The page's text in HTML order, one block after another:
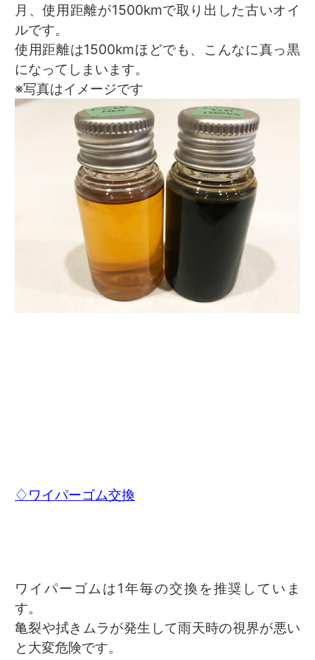
月、使用距離が1500kmで取り出した古いオイ
ルです。
使用距離は1500kmほどでも、こんなに真っ黒
になってしまいます。
※写真はイメージです
♢ワイパーゴム交換
ワイパーゴムは1年毎の交換を推奨していま
す。
亀裂や拭きムラが発生して雨天時の視界が悪い
と大変危険です。